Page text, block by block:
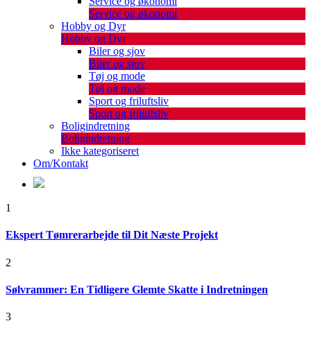
Service og økonomi
Hobby og Dyr
Hobby og Dyr
Biler og sjov
Biler og sjov
Tøj og mode
Tøj og mode
Sport og friluftsliv
Sport og friluftsliv
Boligindretning
Boligindretning
Ikke kategoriseret
Om/Kontakt
1
Ekspert Tømrerarbejde til Dit Næste Projekt
2
Sølvrammer: En Tidligere Glemte Skatte i Indretningen
3